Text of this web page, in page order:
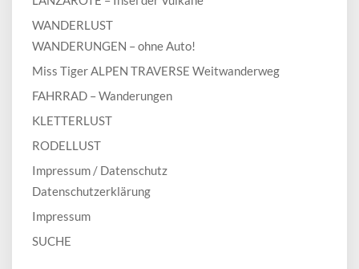
WANDERLUST
WANDERUNGEN – ohne Auto!
Miss Tiger ALPEN TRAVERSE Weitwanderweg
FAHRRAD – Wanderungen
KLETTERLUST
RODELLUST
Impressum / Datenschutz
Datenschutzerklärung
Impressum
SUCHE